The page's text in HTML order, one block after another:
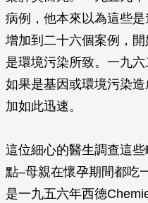
病例，他本來以為這些
增加到二十六個案例，
是環境污染所致。一九
如果是基因或環境污染
加如此迅速。
這位細心的醫生調查這
點–母親在懷孕期間都吃
是一九五六年西德